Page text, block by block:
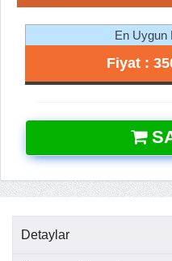
En Uygun
Fiyat :
Detaylar